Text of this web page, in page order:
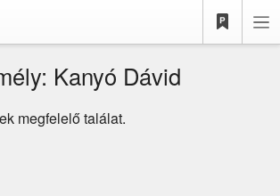
Kanyó Dávid
megfelelő találat.